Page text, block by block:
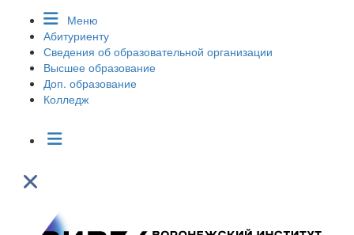
Меню
Абитуриенту
Сведения об образовательной организации
Высшее образование
Доп. образование
Колледж